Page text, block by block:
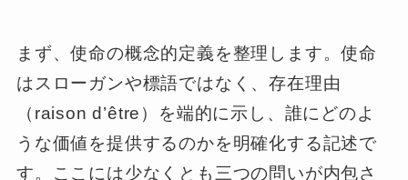
まず、使命の概念的定義を整理します。使命
はスローガンや標語ではなく、存在理由
（raison d’être）を端的に示し、誰にどのよ
うな価値を提供するのかを明確化する記述で
す。ここには少なくとも三つの問いが内包さ